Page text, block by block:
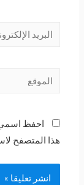
احفظ اسمي،
هذا المتصفح